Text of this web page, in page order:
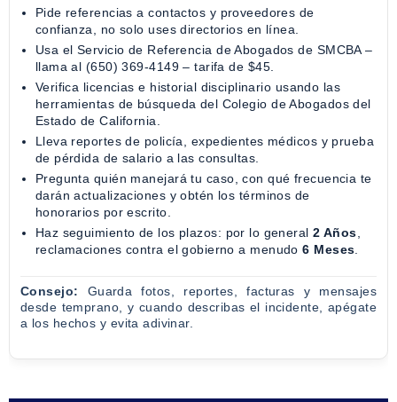
Pide referencias a contactos y proveedores de
confianza, no solo uses directorios en línea.
Usa el Servicio de Referencia de Abogados de SMCBA –
llama al (650) 369-4149 – tarifa de $45.
Verifica licencias e historial disciplinario usando las
herramientas de búsqueda del Colegio de Abogados del
Estado de California.
Lleva reportes de policía, expedientes médicos y prueba
de pérdida de salario a las consultas.
Pregunta quién manejará tu caso, con qué frecuencia te
darán actualizaciones y obtén los términos de
honorarios por escrito.
Haz seguimiento de los plazos: por lo general2 Años
reclamaciones contra el gobierno a menudo6 Meses
Consejo:
Guarda fotos, reportes, facturas y mensajes
desde temprano, y cuando describas el incidente, apégate
a los hechos y evita adivinar.